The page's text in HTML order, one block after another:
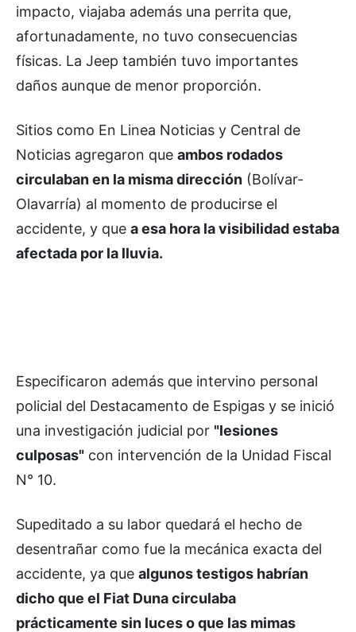
impacto, viajaba además una perrita que,
afortunadamente, no tuvo consecuencias
físicas. La Jeep también tuvo importantes
daños aunque de menor proporción.
Sitios como En Linea Noticias y Central de
Noticias agregaron que ambos rodados
circulaban en la misma dirección (Bolívar-
Olavarría) al momento de producirse el
accidente, y que a esa hora la visibilidad estaba
afectada por la lluvia.
Especificaron además que intervino personal
policial del Destacamento de Espigas y se inició
una investigación judicial por "lesiones
culposas" con intervención de la Unidad Fiscal
N° 10.
Supeditado a su labor quedará el hecho de
desentrañar como fue la mecánica exacta del
accidente, ya que algunos testigos habrían
dicho que el Fiat Duna circulaba
prácticamente sin luces o que las mimas